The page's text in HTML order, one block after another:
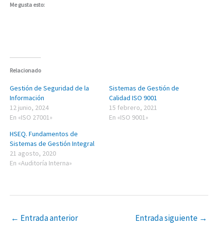
Me gusta esto:
Relacionado
Gestión de Seguridad de la
Información
12 junio, 2024
En «ISO 27001»
Sistemas de Gestión de
Calidad ISO 9001
15 febrero, 2021
En «ISO 9001»
HSEQ. Fundamentos de
Sistemas de Gestión Integral
21 agosto, 2020
En «Auditoría Interna»
← Entrada anterior Entrada siguiente →